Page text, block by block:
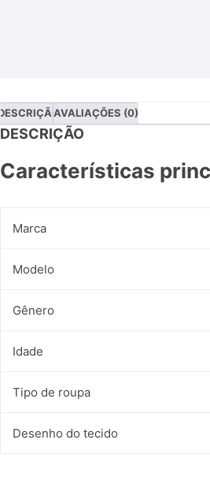
DESCRIÇÃOAVALIAÇÕES (0)
DESCRIÇÃO
Características
Marca
Modelo
Gênero
Idade
Tipo de roupa
Desenho do tecido